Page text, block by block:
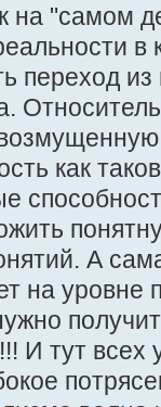
на "самом
в
переход
как
А
на
И тут всех